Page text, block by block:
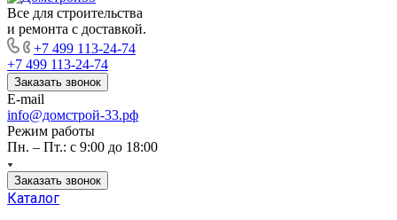
Все для строительства
и ремонта с доставкой.
+7 499 113-24-74
+7 499 113-24-74
Заказать звонок
E-mail
info@домстрой-33.рф
Режим работы
Пн. – Пт.: с 9:00 до 18:00
Заказать звонок
Каталог